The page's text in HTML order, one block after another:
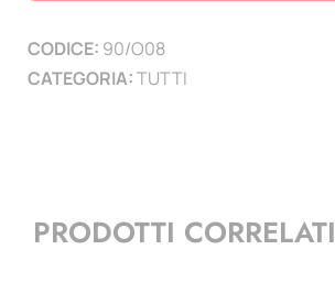
CODICE: 90/O08
CATEGORIA:TUTTI
PRODOTTI CORRELATI